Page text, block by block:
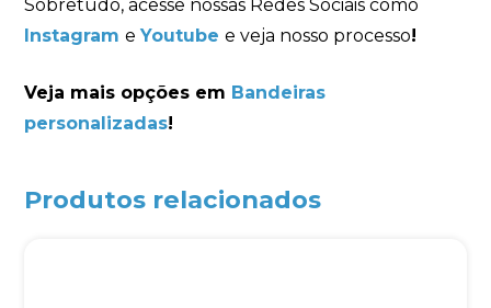
Sobretudo, acesse nossas Redes Sociais como
Instagram eYoutube e veja nosso processo!
Veja mais opções em Bandeiras
personalizadas!
Produtos relacionados